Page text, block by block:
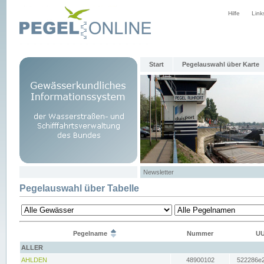
Hilfe
Start Pegelauswahl über Karte
Newsletter
Pegelauswahl über Tabelle
Pegelname Nummer
ALLER
AHLDEN
48900102